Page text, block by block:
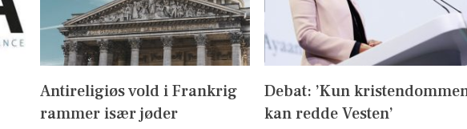
Antireligiøs vold i Frankrig
rammer især jøder
Debat: ’Kun
kan redde Vesten’